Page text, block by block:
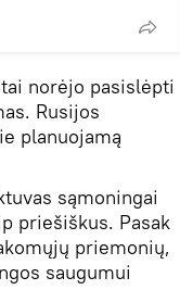
norėjo pasislėpti
Rusijos
planuojamą
sąmoningai
priešiškus. Pasak
priemonių,
saugumui